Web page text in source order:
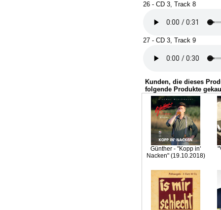
26 - CD 3, Track 8
27 - CD 3, Track 9
Kunden, die dieses
folgende Produkte
Günther - "Kopp in'
Nacken" (19.10.2018)